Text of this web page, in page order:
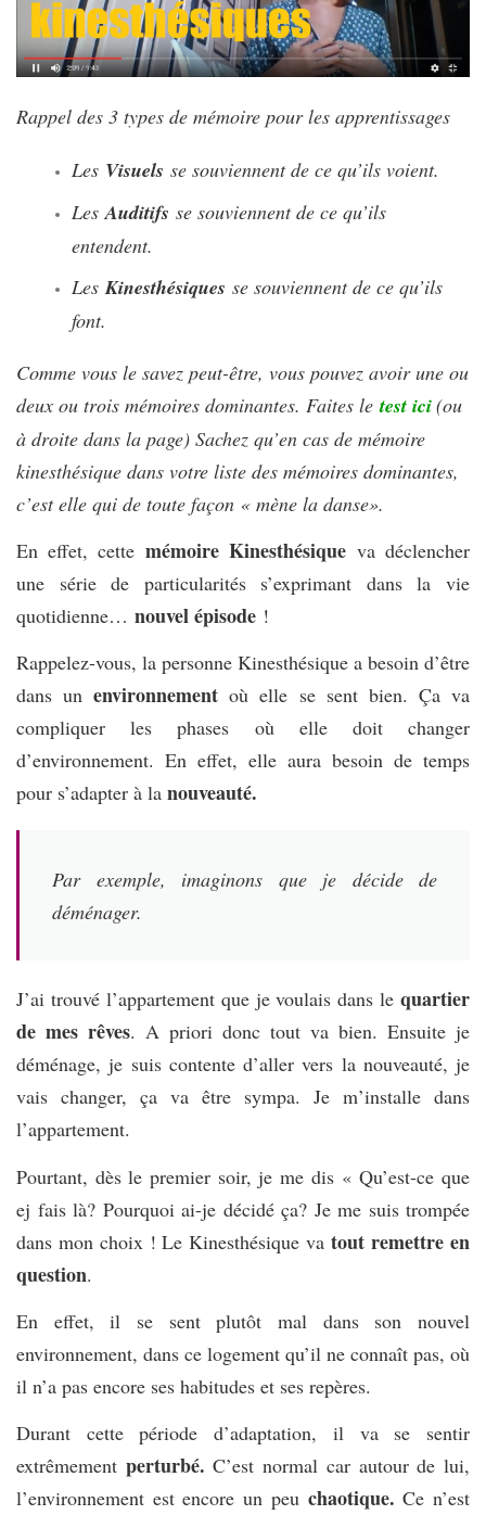
Rappel des 3 types de mémoire pour les apprentissages
Les Visuels se souviennent de ce qu’ils voient.
Les Auditifs se souviennent de ce qu’ils
entendent.
Les Kinesthésiques se souviennent de ce qu’ils
font.
Comme vous le savez peut-être, vous pouvez avoir une ou
deux ou trois mémoires dominantes. Faites letest ici(ou
à droite dans la page) Sachez qu’en cas de mémoire
kinesthésique dans votre liste des mémoires dominantes,
c’est elle qui de toute façon « mène la danse».
En effet, cette mémoire Kinesthésique va déclencher
une série de particularités s’exprimant dans la vie
quotidienne… nouvel épisode !
Rappelez-vous, la personne Kinesthésique a besoin d’être
dans unenvironnement où elle se sent bien. Ça va
compliquer les phases où elle doit changer
d’environnement. En effet, elle aura besoin de temps
pour s’adapter à la nouveauté.
Par exemple, imaginons que je décide de
déménager.
J’ai trouvé l’appartement que je voulais dans le quartier
de mes rêves. A priori donc tout va bien. Ensuite je
déménage, je suis contente d’aller vers la nouveauté, je
vais changer, ça va être sympa. Je m’installe dans
l’appartement.
Pourtant, dès le premier soir, je me dis « Qu’est-ce que
ej fais là? Pourquoi ai-je décidé ça? Je me suis trompée
dans mon choix ! Le Kinesthésique va tout remettre en
question.
En effet, il se sent plutôt mal dans son nouvel
environnement, dans ce logement qu’il ne connaît pas, où
il n’a pas encore ses habitudes et ses repères.
Durant cette période d’adaptation, il va se sentir
extrêmement perturbé. C’est normal car autour de lui,
l’environnement est encore un peu chaotique. Ce n’est